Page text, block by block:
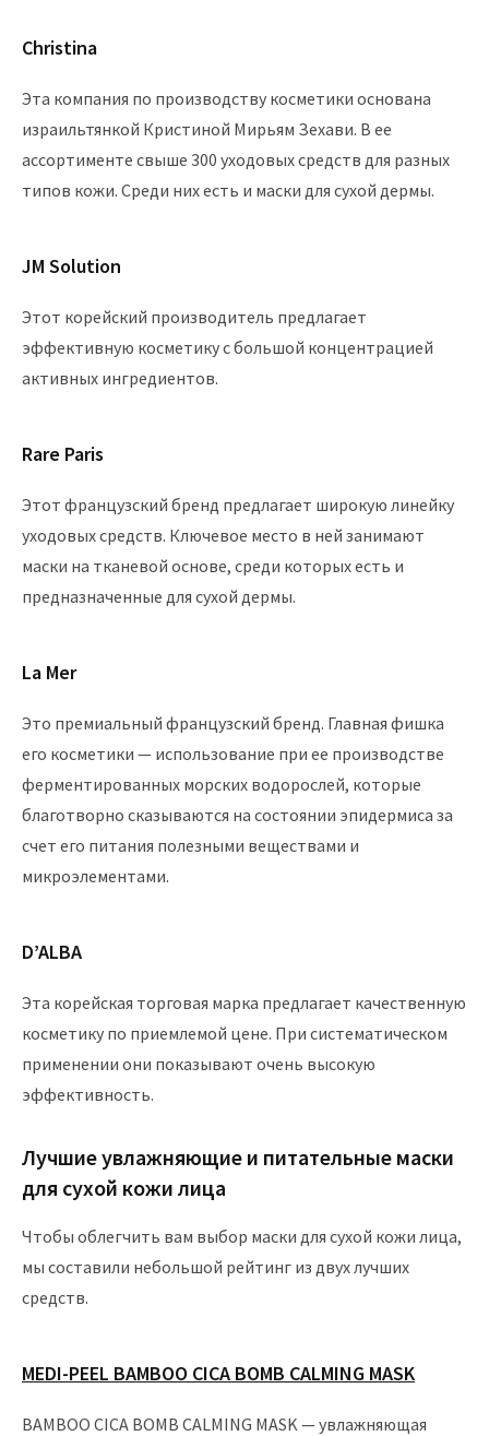
Christina
Эта компания по производству косметики основана
израильтянкой Кристиной Мирьям Зехави. В ее
ассортименте свыше 300 уходовых средств для разных
типов кожи. Среди них есть и маски для сухой дермы.
JM Solution
Этот корейский производитель предлагает
эффективную косметику с большой концентрацией
активных ингредиентов.
Rare Paris
Этот французский бренд предлагает широкую линейку
уходовых средств. Ключевое место в ней занимают
маски на тканевой основе, среди которых есть и
предназначенные для сухой дермы.
La Mer
Это премиальный французский бренд. Главная фишка
его косметики — использование при ее производстве
ферментированных морских водорослей, которые
благотворно сказываются на состоянии эпидермиса за
счет его питания полезными веществами и
микроэлементами.
D’ALBA
Эта корейская торговая марка предлагает качественную
косметику по приемлемой цене. При систематическом
применении они показывают очень высокую
эффективность.
Лучшие увлажняющие и питательные маски
для сухой кожи лица
Чтобы облегчить вам выбор маски для сухой кожи лица,
мы составили небольшой рейтинг из двух лучших
средств.
MEDI-PEEL BAMBOO CICA BOMB CALMING MASK
BAMBOO CICA BOMB CALMING MASK — увлажняющая